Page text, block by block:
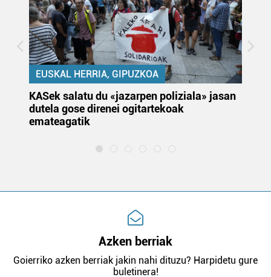
EUSKAL HERRIA, GIPUZKOA
KASek salatu du «jazarpen poliziala» jasan
dutela gose direnei ogitartekoak
emateagatik
Azken berriak
Goierriko azken berriak jakin nahi dituzu? Harpidetu gure
buletinera!